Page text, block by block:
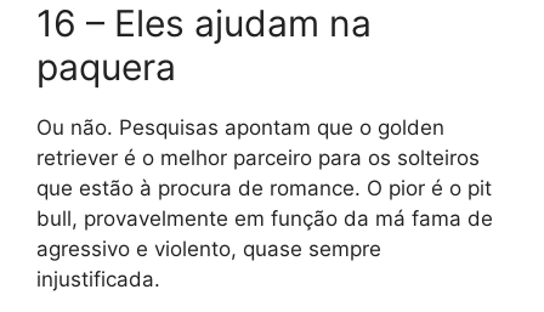
16 – Eles ajudam na
paquera
Ou não. Pesquisas apontam que o golden
retriever é o melhor parceiro para os solteiros
que estão à procura de romance. O pior é o pit
bull, provavelmente em função da má fama de
agressivo e violento, quase sempre
injustificada.